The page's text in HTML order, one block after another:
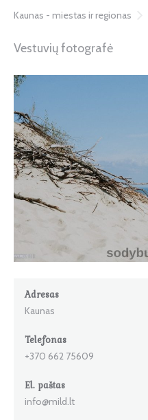
Kaunas - miestas ir regionas
Vestuvių fotografė
Adresas
Kaunas
Telefonas
+370 662 75609
El. paštas
info@mild.lt